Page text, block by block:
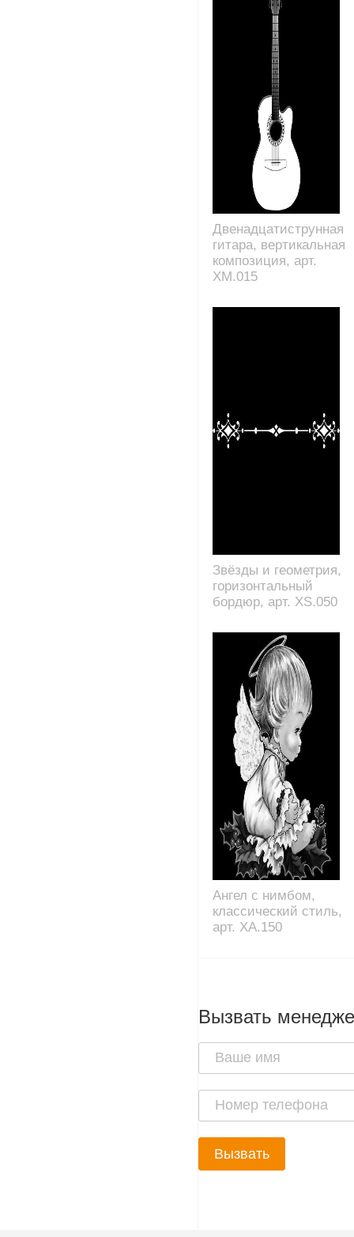
Двенадцатиструнная
гитара, вертикальная
композиция, арт.
XM.015
Звёзды и геометрия,
горизонтальный
бордюр, арт. XS.050
Ангел с нимбом,
классический стиль,
арт. XA.150
Вызвать
Вызвать